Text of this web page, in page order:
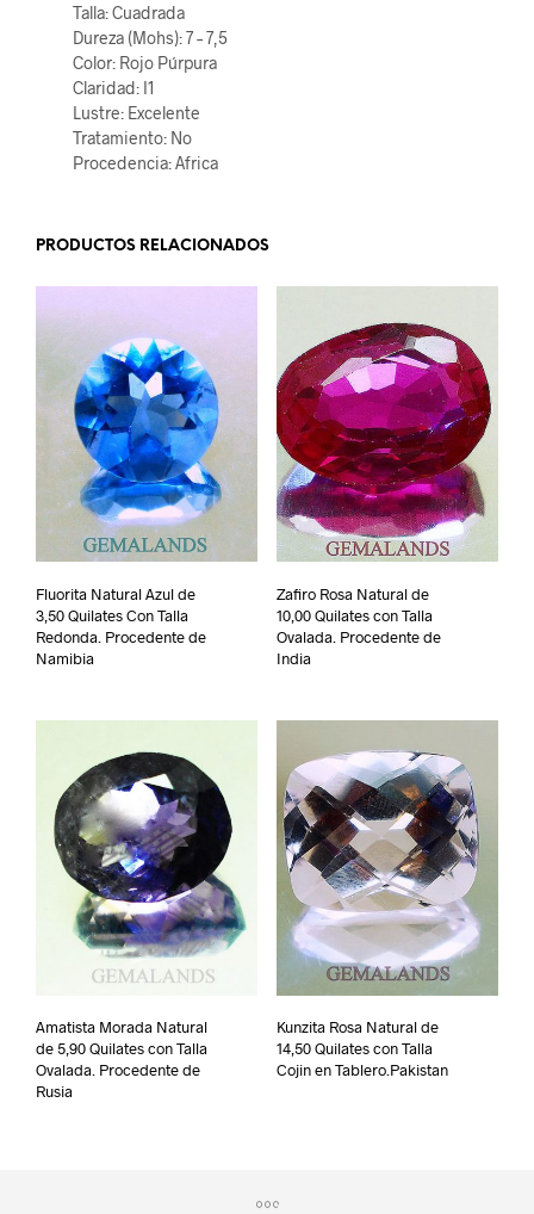
Talla: Cuadrada
Dureza (Mohs): 7 – 7,5
Color: Rojo Púrpura
Claridad: I1
Lustre: Excelente
Tratamiento: No
Procedencia: Africa
PRODUCTOS RELACIONADOS
Fluorita Natural Azul de
3,50 Quilates Con Talla
Redonda. Procedente de
Namibia
Zafiro Rosa Natural de
10,00 Quilates con Talla
Ovalada. Procedente de
India
Amatista Morada Natural
de 5,90 Quilates con Talla
Ovalada. Procedente de
Rusia
Kunzita Rosa Natural de
14,50 Quilates con Talla
Cojin en Tablero.Pakistan